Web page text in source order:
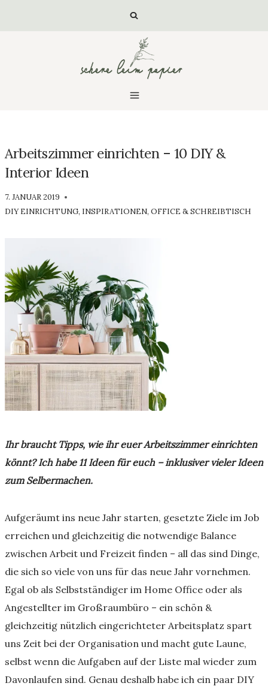
Arbeitszimmer einrichten – 10 DIY &
Interior Ideen
VON
LUISA
7. JANUAR 2019
DIY EINRICHTUNG, INSPIRATIONEN, OFFICE & SCHREIBTISCH
Ihr braucht Tipps, wie ihr euer Arbeitszimmer einrichten
könnt? Ich habe 11 Ideen für euch – inklusiver vieler Ideen
zum Selbermachen.
Aufgeräumt ins neue Jahr starten, gesetzte Ziele im Job
erreichen und gleichzeitig die notwendige Balance
zwischen Arbeit und Freizeit finden – all das sind Dinge,
die sich so viele von uns für das neue Jahr vornehmen.
Egal ob als Selbstständiger im Home Office oder als
Angestellter im Großraumbüro – ein schön &
gleichzeitig nützlich eingerichteter Arbeitsplatz spart
uns Zeit bei der Organisation und macht gute Laune,
selbst wenn die Aufgaben auf der Liste mal wieder zum
Davonlaufen sind. Genau deshalb habe ich ein paar DIY